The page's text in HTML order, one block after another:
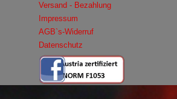
Versand - Bezahlung
Impressum
AGB`s-Widerruf
Datenschutz